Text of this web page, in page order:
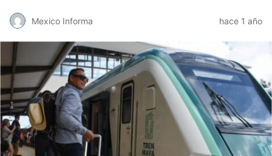
Mexico Informa hace 1 año